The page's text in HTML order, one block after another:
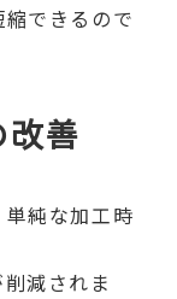
できるので
改善
純な加工時
減されま